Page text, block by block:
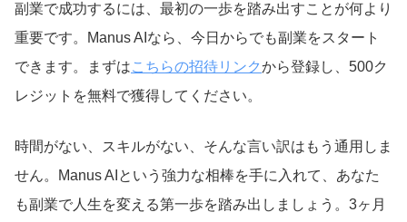
副業で成功するには、最初の一歩を踏み出すことが何より
重要です。Manus AIなら、今日からでも副業をスタート
できます。まずはこちらの招待リンクから登録し、500ク
レジットを無料で獲得してください。
時間がない、スキルがない、そんな言い訳はもう通用しま
せん。Manus AIという強力な相棒を手に入れて、あなた
も副業で人生を変える第一歩を踏み出しましょう。3ヶ月